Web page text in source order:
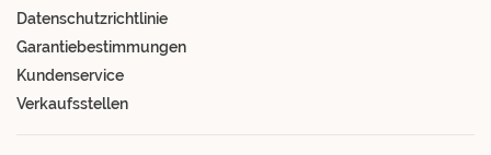
Datenschutzrichtlinie
Garantiebestimmungen
Kundenservice
Verkaufsstellen